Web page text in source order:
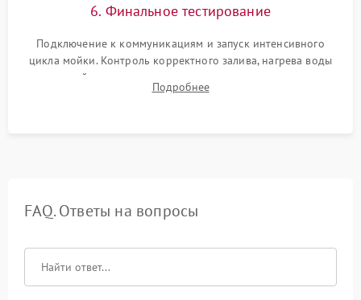
6. Финальное тестирование
Подключение к коммуникациям и запуск интенсивного
цикла мойки. Контроль корректного залива, нагрева воды
до нужной температуры, отсутствия посторонних шумов,
штатного слива и абсолютной сухости в поддоне.
Подробнее
FAQ. Ответы на вопросы